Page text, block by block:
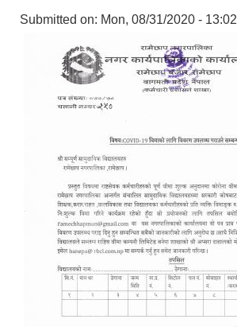
Submitted on: Mon, 08/31/2020 - 13:02